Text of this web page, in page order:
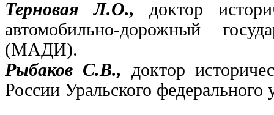
Терновая Л.О.,
доктор
автомобильно-дорожный
(МАДИ).
Рыбаков С.В.,
доктор
России Уральского федерального